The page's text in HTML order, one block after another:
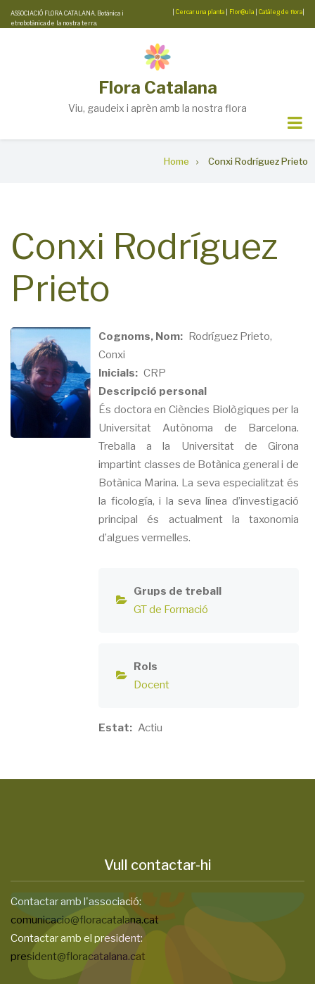
Skip
to
ASSOCIACIÓ FLORA CATALANA. Botànica i
etnobotànica de la nostra terra.
Cercar una planta Flor@ula Catàleg de flora
Flora Catalana
Viu, gaudeix i aprèn amb la nostra flora
Home Conxi Rodríguez Prieto
Conxi Rodríguez
Prieto
Cognoms, Nom
Rodríguez Prieto,
Conxi
Inicials
CRP
Descripció personal
És doctora en Ciències Biològiques per la
Universitat Autònoma de Barcelona.
Treballa a la Universitat de Girona
impartint classes de Botànica general i de
Botànica Marina. La seva especialitzat és
la ficología, i la seva línea d’investigació
principal és actualment la taxonomia
d’algues vermelles.
Grups de treball
GT de Formació
Rols
Docent
Estat Actiu
Vull contactar-hi
Contactar amb l'associació:
comunicacio@floracatalana.cat
Contactar amb el president:
president@floracatalana.cat